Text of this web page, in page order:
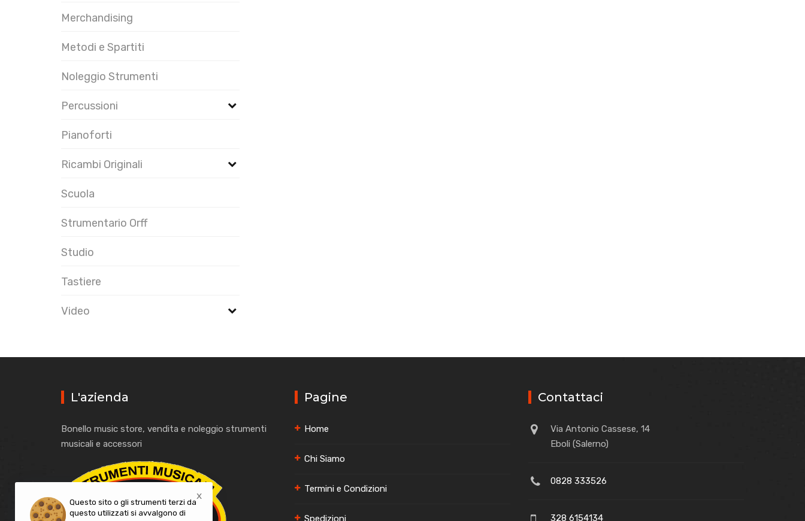
Merchandising
Metodi e Spartiti
Noleggio Strumenti
Percussioni
Pianoforti
Ricambi Originali
Scuola
Strumentario Orff
Studio
Tastiere
Video
L'azienda
Bonello music store, vendita e noleggio strumenti
musicali e accessori
Pagine
Home
Chi Siamo
Termini e Condizioni
Spedizioni
Contattaci
Via Antonio Cassese, 14
Eboli (Salerno)
0828 333526
328 6154134
Questo sito o gli strumenti terzi da
questo utilizzati si avvalgono di
x